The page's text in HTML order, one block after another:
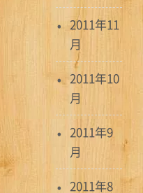
2011年11
月
2011年10
月
2011年9
月
2011年8